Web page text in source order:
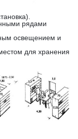
рядами
освещением и
для хранения